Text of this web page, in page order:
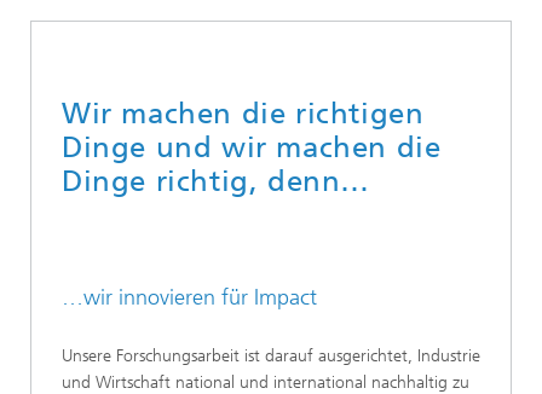
Wir machen die richtigen
Dinge und wir machen die
Dinge richtig, denn…
…wir innovieren für Impact
Unsere Forschungsarbeit ist darauf ausgerichtet, Industrie
und Wirtschaft national und international nachhaltig zu